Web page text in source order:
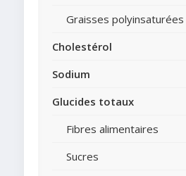
Graisses polyinsaturées
Cholestérol
Sodium
Glucides totaux
Fibres alimentaires
Sucres